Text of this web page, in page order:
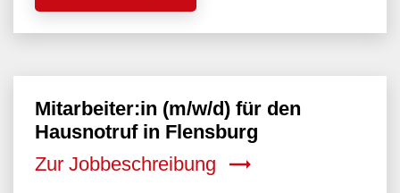
Mitarbeiter:in (m/w/d) für den
Hausnotruf in Flensburg
Zur Jobbeschreibung